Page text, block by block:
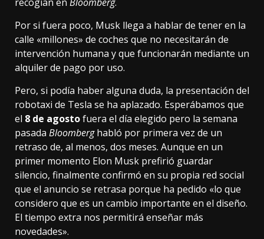
Por si fuera poco, Musk llega a hablar de tener en la
calle «millones» de coches que no necesitarán de
intervención humana y que funcionarán mediante un
alquiler de pago por uso.
Pero, si podía haber alguna duda, la presentación del
robotaxi de Tesla se ha aplazado. Esperábamos que
el 8 de agostofuera el día elegido pero la semana
pasada Bloomberghabló por primera vez de un
retraso de, al menos, dos meses. Aunque en un
primer momento Elon Musk prefirió guardar
silencio, finalmente confirmó en su propia red social
que el anuncio se retrasa porque ha pedido «lo que
considero que es un cambio importante en el diseño.
El tiempo extra nos permitirá enseñar más
novedades».